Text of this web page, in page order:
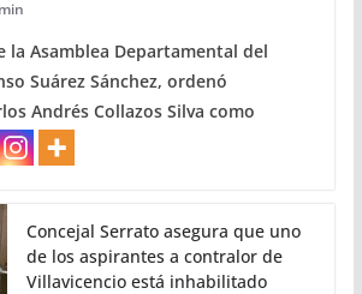
la Asamblea Departamental del
Suárez Sánchez, ordenó
Andrés Collazos Silva como
Concejal Serrato asegura que uno
de los aspirantes a contralor de
Villavicencio está inhabilitado